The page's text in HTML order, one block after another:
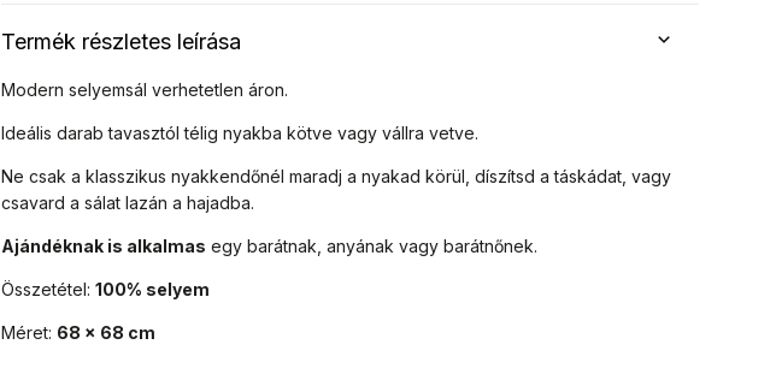
Termék részletes leírása
Modern selyemsál verhetetlen áron.
Ideális darab tavasztól télig nyakba kötve vagy vállra vetve.
Ne csak a klasszikus nyakkendőnél maradj a nyakad körül, díszítsd a táskádat, vagy
csavard a sálat lazán a hajadba.
Ajándéknak is alkalmas egy barátnak, anyának vagy barátnőnek.
Összetétel: 100% selyem
Méret: 68 x 68 cm